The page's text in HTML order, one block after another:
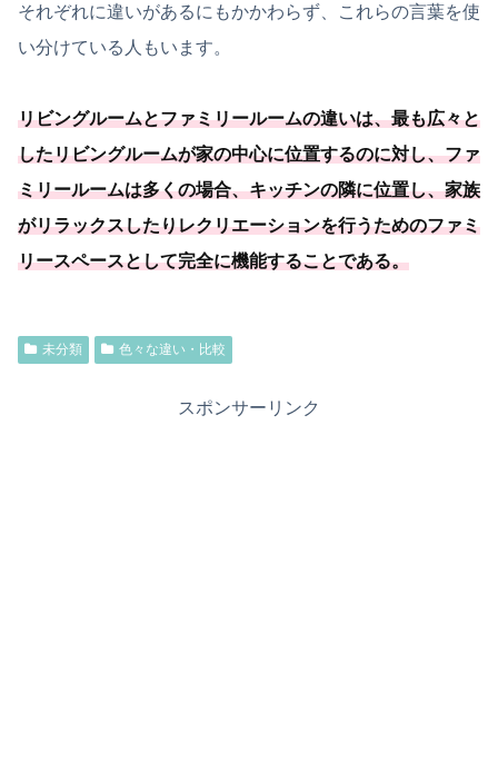
それぞれに違いがあるにもかかわらず、これらの言葉を使
い分けている人もいます。
リビングルームとファミリールームの違いは、最も広々と
したリビングルームが家の中心に位置するのに対し、ファ
ミリールームは多くの場合、キッチンの隣に位置し、家族
がリラックスしたりレクリエーションを行うためのファミ
リースペースとして完全に機能することである。
未分類 色々な違い・比較
スポンサーリンク